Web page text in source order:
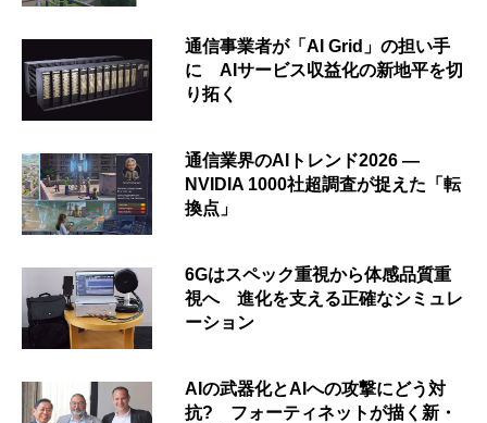
通信事業者が「AI Grid」の担い手
に AIサービス収益化の新地平を切
り拓く
通信業界のAIトレンド2026 ―
NVIDIA 1000社超調査が捉えた「転
換点」
6Gはスペック重視から体感品質重
視へ 進化を支える正確なシミュレ
ーション
AIの武器化とAIへの攻撃にどう対
抗? フォーティネットが描く新・